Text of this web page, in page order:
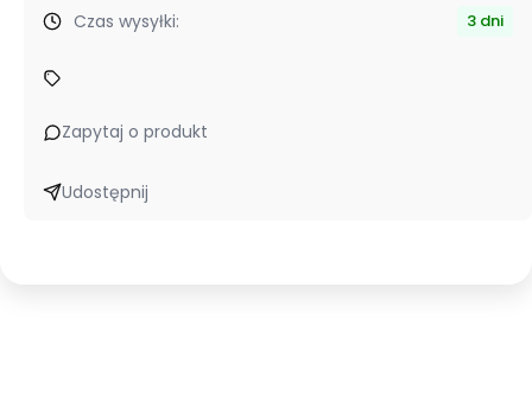
Czas wysyłki: 3 dni
Zapytaj o produkt
Udostępnij